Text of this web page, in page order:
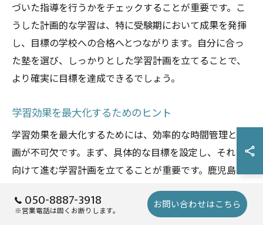
づいた指導を行うかをチェックすることが重要です。こ
うした計画的な学習は、特に受験期において成果を発揮
し、目標の学校への合格へとつながります。自分に合っ
た塾を選び、しっかりとした学習計画を立てることで、
より確実に目標を達成できるでしょう。
学習効果を最大化するためのヒント
学習効果を最大化するためには、効率的な時間管理と計
画が不可欠です。まず、具体的な目標を設定し、それに
向けて進む学習計画を立てることが重要です。鹿児島市
の塾では、生徒一人ひとりの目標に応じた個別の指導を
行い、効果的な学習をサポートしています。また、定期
050-8887-3918
※営業電話は固くお断りします。 お問い合わせはこちら